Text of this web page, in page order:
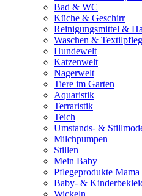
Bad & WC
Küche & Geschirr
Reinigungsmittel &
Waschen &
Hundewelt
Katzenwelt
Nagerwelt
Tiere im Garten
Aquaristik
Terraristik
Teich
Umstands- &
Milchpumpen
Stillen
Mein Baby
Pflegeprodukte Mama
Baby- &
Wickeln